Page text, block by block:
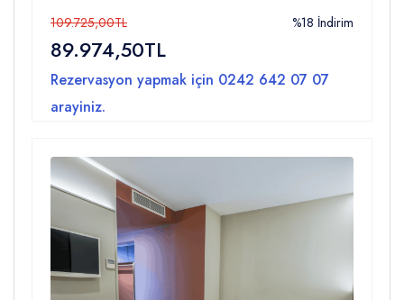
109.725,00TL %18 İndirim
89.974,50TL
Rezervasyon yapmak için 0242 642 07 07
arayiniz.